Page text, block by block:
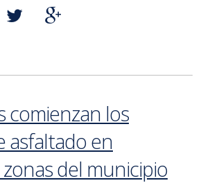
comienzan los
asfaltado en
del municipio